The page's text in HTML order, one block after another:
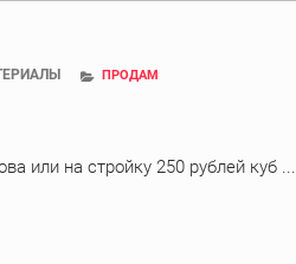
ПРОДАМ
или на стройку 250 рублей куб ...